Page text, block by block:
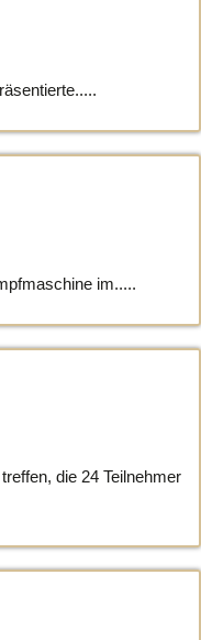
im.....
die 24 Teilnehmer